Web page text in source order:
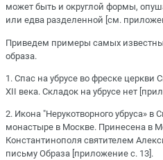
может быть и округлой формы,
или едва разделенной [см.
Приведем примеры самых
образа.
1. Спас на убрусе во фреске церкви
XII века. Складок на убрусе нет
2. Икона "Нерукотворного убруса» в
монастыре в Москве. Принесена в
Константинополя святителем
письму Образа [приложение с. 13].